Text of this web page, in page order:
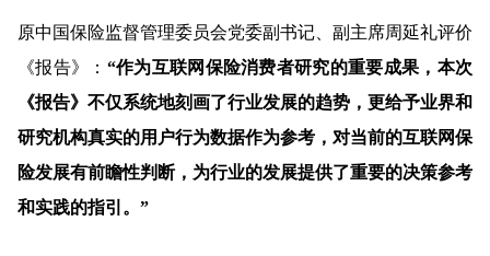
原中国保险监督管理委员会党委副书记、副主席周延礼评价
《报告》： “作为互联网保险消费者研究的重要成果，本次
《报告》不仅系统地刻画了行业发展的趋势，更给予业界和
研究机构真实的用户行为数据作为参考，对当前的互联网保
险发展有前瞻性判断，为行业的发展提供了重要的决策参考
和实践的指引。”